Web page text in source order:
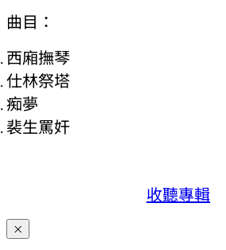
曲目：
西廂撫琴
仕林祭塔
痴夢
裴生罵奸
收聽專輯
×